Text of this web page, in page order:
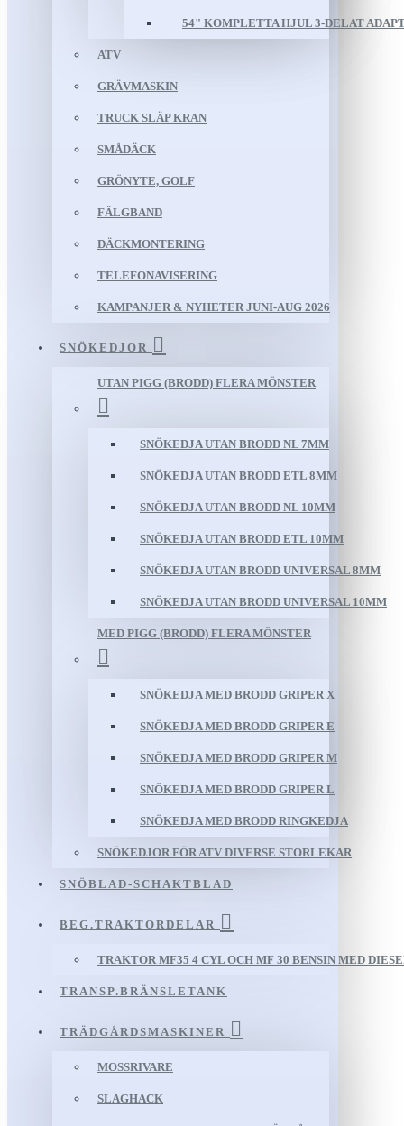
54" KOMPLETTA HJUL 3-DELAT
ATV
GRÄVMASKIN
TRUCK SLÄP KRAN
SMÅDÄCK
GRÖNYTE, GOLF
FÄLGBAND
DÄCKMONTERING
TELEFONAVISERING
KAMPANJER & NYHETER JUNI-AUG 2026
SNÖKEDJOR
UTAN PIGG (BRODD) FLERA MÖNSTER
SNÖKEDJA UTAN BRODD NL 7MM
SNÖKEDJA UTAN BRODD ETL 8MM
SNÖKEDJA UTAN BRODD NL 10MM
SNÖKEDJA UTAN BRODD ETL 10MM
SNÖKEDJA UTAN BRODD UNIVERSAL 8MM
SNÖKEDJA UTAN BRODD UNIVERSAL 10MM
MED PIGG (BRODD) FLERA MÖNSTER
SNÖKEDJA MED BRODD GRIPER X
SNÖKEDJA MED BRODD GRIPER E
SNÖKEDJA MED BRODD GRIPER M
SNÖKEDJA MED BRODD GRIPER L
SNÖKEDJA MED BRODD RINGKEDJA
SNÖKEDJOR FÖR ATV DIVERSE STORLEKAR
SNÖBLAD-SCHAKTBLAD
BEG.TRAKTORDELAR
TRAKTOR MF35 4 CYL OCH MF 30 BENSIN MED
TRANSP.BRÄNSLETANK
TRÄDGÅRDSMASKINER
MOSSRIVARE
SLAGHACK